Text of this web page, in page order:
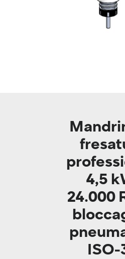
4,5
24.000
ISO-